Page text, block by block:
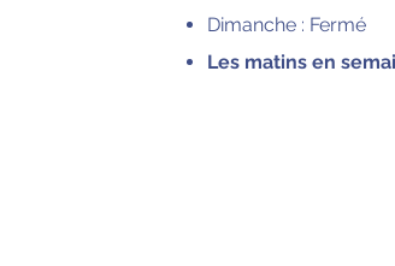
Dimanche : Fermé
Les matins en